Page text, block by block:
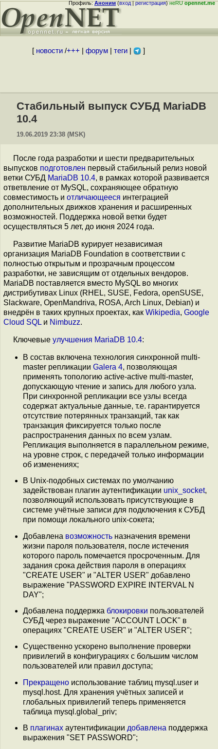
Профиль:Аноним(вход|регистрация)неRUopennet.me
[ новости/+++ форум| теги| ]
Стабильный выпуск СУБД MariaDB
10.4
19.06.2019 23:38 (MSK)
После года разработки и шести предварительных
выпусков подготовлен первый стабильный релиз новой
ветки СУБД MariaDB 10.4, в рамках которой развивается
ответвление от MySQL, сохраняющее обратную
совместимость и отличающееся интеграцией
дополнительных движков хранения и расширенных
возможностей. Поддержка новой ветки будет
осуществляться 5 лет, до июня 2024 года.
Развитие MariaDB курирует независимая
организация MariaDB Foundation в соответствии с
полностью открытым и прозрачным процессом
разработки, не зависящим от отдельных вендоров.
MariaDB поставляется вместо MySQL во многих
дистрибутивах Linux (RHEL, SUSE, Fedora, openSUSE,
Slackware, OpenMandriva, ROSA, Arch Linux, Debian) и
внедрён в таких крупных проектах, как Wikipedia, Google
Cloud SQL и Nimbuzz.
Ключевые улучшения MariaDB 10.4:
В состав включена технология синхронной multi-
master репликации Galera 4, позволяющая
применять топологию active-active multi-master,
допускающую чтение и запись для любого узла.
При синхронной репликации все узлы всегда
содержат актуальные данные, т.е. гарантируется
отсутствие потерянных транзакций, так как
транзакция фиксируется только после
распространения данных по всем узлам.
Репликация выполняется в параллельном режиме,
на уровне строк, с передачей только информации
об изменениях;
В Unix-подобных системах по умолчанию
задействован плагин аутентификации unix_socket,
позволяющий использовать присутствующие в
системе учётные записи для подключения к СУБД
при помощи локального unix-сокета;
Добавлена возможность назначения времени
жизни пароля пользователя, после истечения
которого пароль помечается просроченным. Для
задания срока действия пароля в операциях
"CREATE USER" и "ALTER USER" добавлено
выражение "PASSWORD EXPIRE INTERVAL N
DAY";
Добавлена поддержка блокировки пользователей
СУБД через выражение "ACCOUNT LOCK" в
операциях "CREATE USER" и "ALTER USER";
Существенно ускорено выполнение проверки
привилегий в конфигурациях с большим числом
пользователей или правил доступа;
Прекращено использование таблиц mysql.user и
mysql.host. Для хранения учётных записей и
глобальных привилегий теперь применяется
таблица mysql.global_priv;
В плагинах аутентификации добавлена поддержка
выражения "SET PASSWORD";